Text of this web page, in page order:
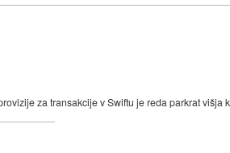
za transakcije v Swiftu je reda parkrat višja